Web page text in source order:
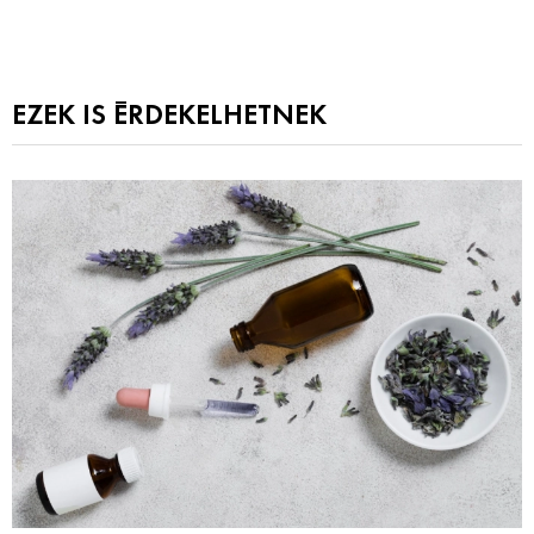
EZEK IS ÉRDEKELHETNEK